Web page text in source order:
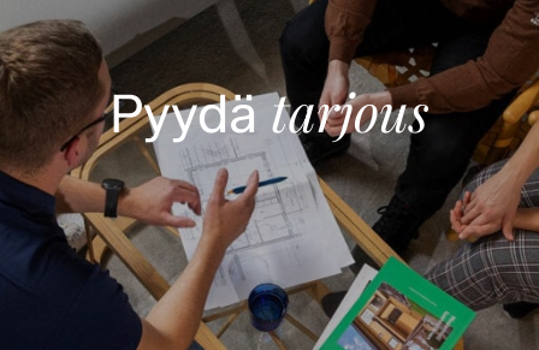
Pyydätarjous